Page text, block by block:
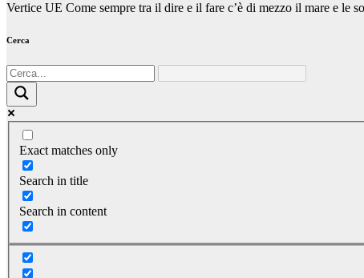
Vertice UE Come sempre tra il dire e il fare c’è di mezzo il mare e le
Cerca
Exact matches only
Search in title
Search in content